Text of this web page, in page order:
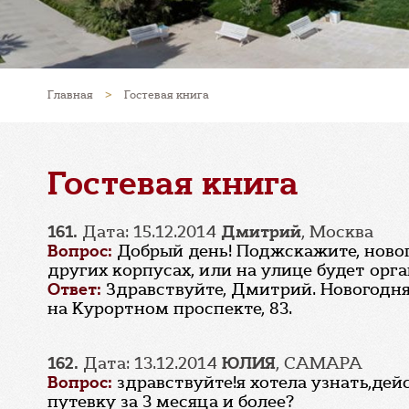
Главная > Гостевая книга
Гостевая книга
161. Дата: 15.12.2014 Дмитрий, Москва
Вопрос: Добрый день! Поджскажите,
других корпусах, или на улице будет
Ответ: Здравствуйте, Дмитрий.
на Курортном проспекте, 83.
162. Дата: 13.12.2014 ЮЛИЯ, САМАРА
Вопрос: здравствуйте!я хотела
путевку за 3 месяца и более?